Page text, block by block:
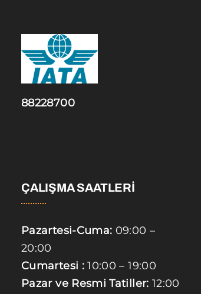
88228700
ÇALIŞMA SAATLERİ
Pazartesi-Cuma: 09:00 –
20:00
Cumartesi :10:00 – 19:00
Pazar ve Resmi Tatiller: 12:00